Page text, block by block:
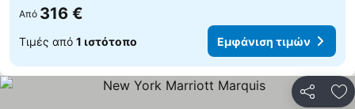
Από 316 €
Τιμές από 1 ιστότοπο Εμφάνιση τιμών